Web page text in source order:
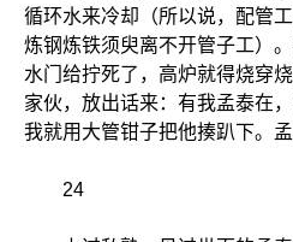
循环水来冷却（所以说，配管
炼钢炼铁须臾离不开管子工）
水门给拧死了，高炉就得烧穿
家伙，放出话来：有我孟泰在
我就用大管钳子把他揍趴下。孟
24